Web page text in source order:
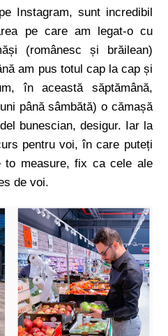
Instagram, sunt incredibil
pe care am legat-o cu
(românesc și brăilean)
am pus totul cap la cap și
în această săptămână,
până sâmbătă) o cămașă
bunescian, desigur. Iar la
pentru voi, în care puteți
to measure, fix ca cele ale
de voi.